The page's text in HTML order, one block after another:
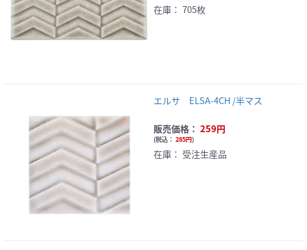
在庫： 705枚
エルサ ELSA-4CH /半マス
販売価格： 259円
(税込： 285円)
在庫： 受注生産品